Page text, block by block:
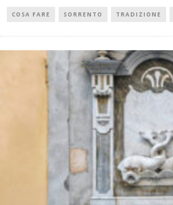
COSA FARE SORRENTO TRADIZIONE